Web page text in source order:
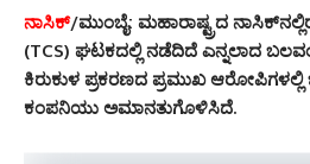
ನಾಸಿಕ್/ಮುಂಬೈ: ಮಹಾರಾಷ್ಟ್ರದ
(TCS) ಘಟಕದಲ್ಲಿ ನಡೆದಿದೆ ಎನ್ನಲಾದ
ಕಿರುಕುಳ ಪ್ರಕರಣದ ಪ್ರಮುಖ ಆರೋಪಿಗಳಲ್ಲಿ
ಕಂಪನಿಯು ಅಮಾನತುಗೊಳಿಸಿದೆ.